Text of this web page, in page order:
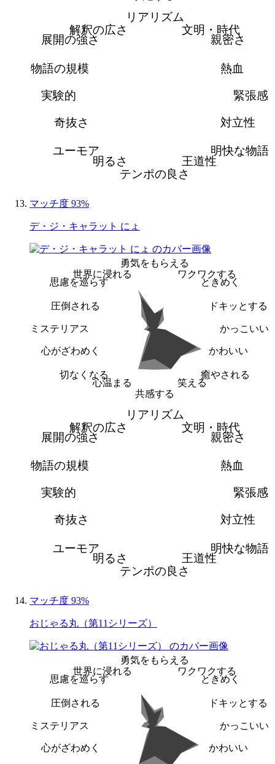
リアリズム
文明・時代
親密さ
熱血
緊張感
対立性
明快な物語
王道性
テンポの良さ
明るさ
ユーモア
奇抜さ
実験的
物語の規模
展開の強さ
解釈の広さ
マッチ度 93%
デ・ジ・キャラット にょ
勇気をもらえる
ワクワクする
ときめく
ドキッとする
かっこいい
かわいい
癒やされる
笑える
共感する
心温まる
切なくなる
心がざわめく
ミステリアス
圧倒される
思慮を巡らす
世界に浸れる
リアリズム
文明・時代
親密さ
熱血
緊張感
対立性
明快な物語
王道性
テンポの良さ
明るさ
ユーモア
奇抜さ
実験的
物語の規模
展開の強さ
解釈の広さ
マッチ度 93%
おじゃる丸（第11シリーズ）
勇気をもらえる
ワクワクする
ときめく
ドキッとする
かっこいい
かわいい
心がざわめく
ミステリアス
圧倒される
思慮を巡らす
世界に浸れる